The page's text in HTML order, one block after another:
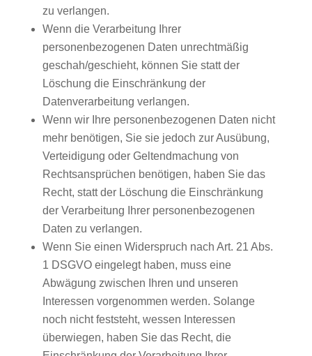
zu verlangen.
Wenn die Verarbeitung Ihrer
personenbezogenen Daten unrechtmäßig
geschah/geschieht, können Sie statt der
Löschung die Einschränkung der
Datenverarbeitung verlangen.
Wenn wir Ihre personenbezogenen Daten nicht
mehr benötigen, Sie sie jedoch zur Ausübung,
Verteidigung oder Geltendmachung von
Rechtsansprüchen benötigen, haben Sie das
Recht, statt der Löschung die Einschränkung
der Verarbeitung Ihrer personenbezogenen
Daten zu verlangen.
Wenn Sie einen Widerspruch nach Art. 21 Abs.
1 DSGVO eingelegt haben, muss eine
Abwägung zwischen Ihren und unseren
Interessen vorgenommen werden. Solange
noch nicht feststeht, wessen Interessen
überwiegen, haben Sie das Recht, die